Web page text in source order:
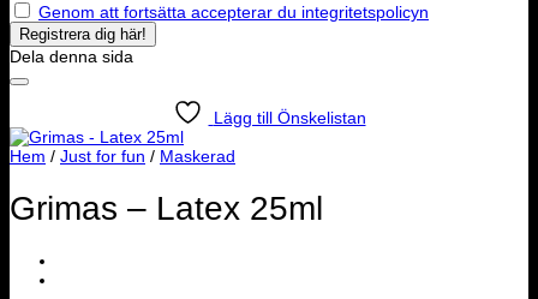
Genom att fortsätta accepterar du integritetspolicyn
Dela denna sida
Lägg till Önskelistan
Hem / Just for fun / Maskerad
Grimas – Latex 25ml